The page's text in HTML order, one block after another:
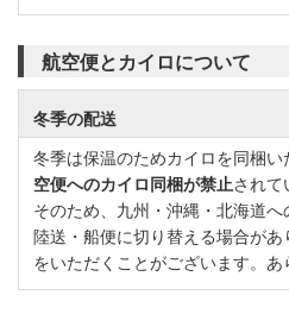
航空便とカイロについて
冬季の配送
冬季は保温のためカイロを同梱
空便へのカイロ同梱が禁止されて
そのため、九州・沖縄・北海道
陸送・船便に切り替える場合が
をいただくことがございます。あ